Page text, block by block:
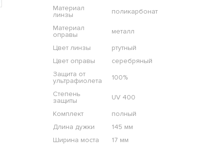
Материал
линзы
поликарбонат
Материал
оправы
металл
Цвет линзы
ртутный
Цвет оправы
серебряный
Защита от
ультрафиолета
100%
Степень
защиты
UV 400
Комплект
полный
Длина дужки
145 мм
Ширина моста
17 мм